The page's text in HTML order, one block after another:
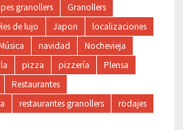
granollers
Granollers
de lujo Japon
localizaciones
navidad
Nochevieja
pizza pizzería
Plensa
Restaurantes
restaurantes granollers
rodajes